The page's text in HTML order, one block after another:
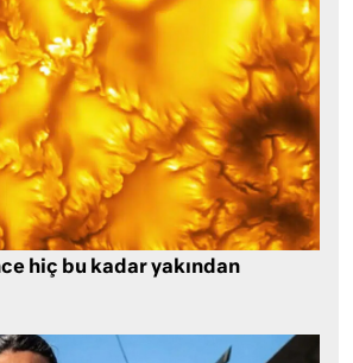
hiç bu kadar yakından